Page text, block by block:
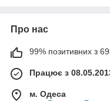
Про нас
99% позитивних з
Працює з
м. Одеса